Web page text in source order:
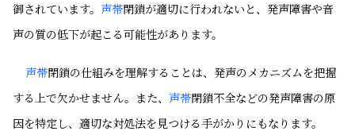
御されています。 声帯閉鎖が適切に行われないと、発声障害や音
声の質の低下が起こる可能性があります。
声帯閉鎖の仕組みを理解することは、発声のメカニズムを把握
する上で欠かせません。また、 声帯閉鎖不全などの発声障害の原
因を特定し、適切な対処法を見つける手がかりにもなります。